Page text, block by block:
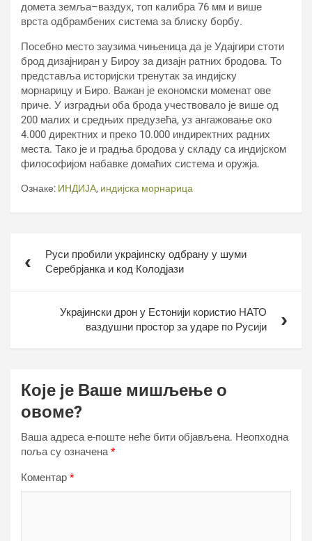
домета земља–ваздух, топ калибра 76 мм и више
врста одбрамбених система за блиску борбу.
Посебно место заузима чињеница да је Удајгири стоти
брод дизајниран у Бироу за дизајн ратних бродова. То
представља историјски тренутак за индијску
морнарицу и Биро. Важан је економски моменат ове
приче. У изградњи оба брода учествовало је више од
200 малих и средњих предузећа, уз ангажовање око
4.000 директних и преко 10.000 индиректних радних
места. Тако је и градња бродова у складу са индијском
философијом набавке домаћих система и оружја.
Ознаке: ИНДИЈА, индијска морнарица
чланкаРуси пробили украјинску одбрану у шуми
Серебрјанка и код Колодјази
Украјински дрон у Естонији користио НАТО
ваздушни простор за ударе по Русији
Које је Ваше мишљење о
овоме?
Ваша адреса е-поште неће бити објављена. Неопходна
поља су означена*
Коментар *